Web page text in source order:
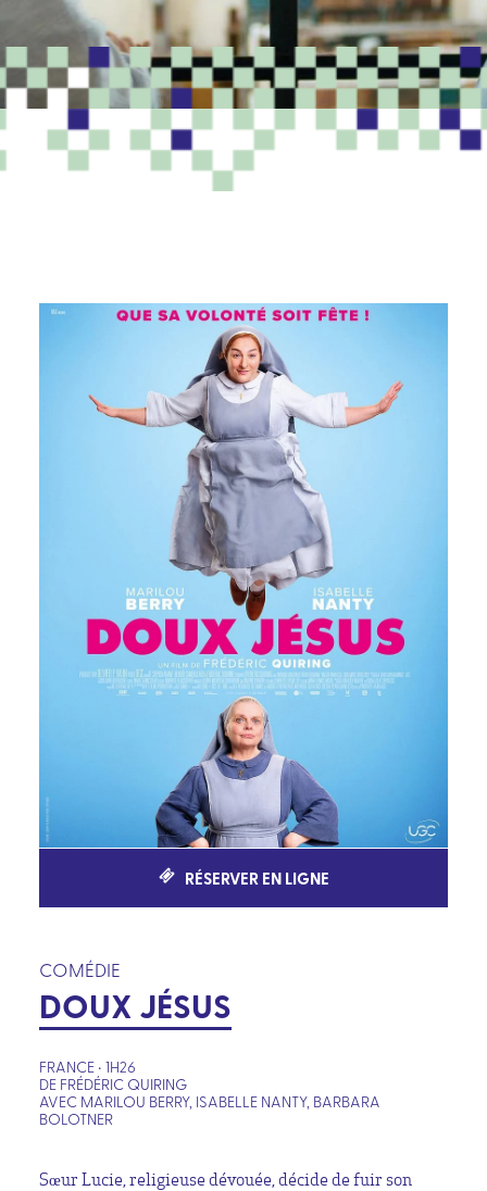
RÉSERVER EN LIGNE
COMÉDIE
DOUX JÉSUS
FRANCE • 1H26
DE FRÉDÉRIC QUIRING
AVEC MARILOU BERRY, ISABELLE NANTY, BARBARA
BOLOTNER
Sœur Lucie, religieuse dévouée, décide de fuir son